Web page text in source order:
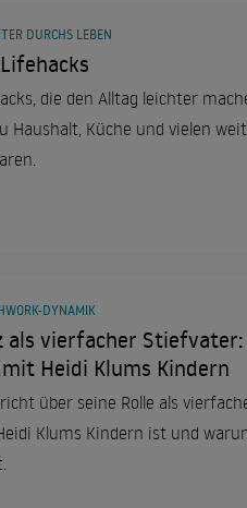
DURCHS LEBEN
die den Alltag leichter
Haushalt, Küche und vielen
DYNAMIK
als vierfacher Stiefvater:
Heidi Klums Kindern
über seine Rolle als
Klums Kindern ist und